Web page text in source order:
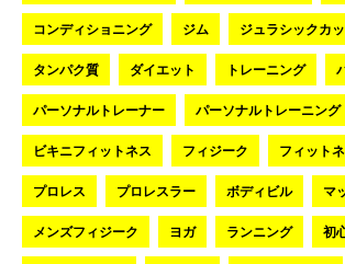
コンディショニング ジム ジュラシックカ
タンパク質 ダイエット トレーニング
パーソナルトレーナー パーソナルトレーニング
ビキニフィットネス フィジーク フィット
プロレス プロレスラー ボディビル マ
メンズフィジーク ヨガ ランニング 初